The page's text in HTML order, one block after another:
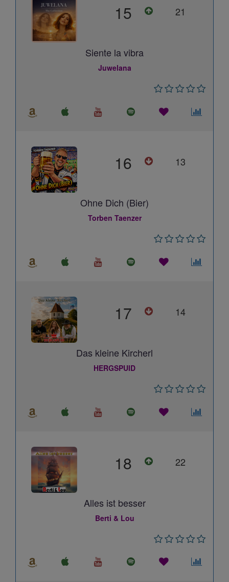
15 21
Siente la vibra
Juwelana
16 13
Ohne Dich (Bier)
Torben Taenzer
17 14
Das kleine Kircherl
HERGSPUID
18 22
Alles ist besser
Berti & Lou